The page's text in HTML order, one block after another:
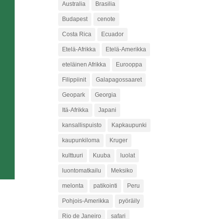
Australia Brasilia
Budapest cenote
Costa Rica Ecuador
Etelä-Afrikka Etelä-Amerikka
eteläinen Afrikka Eurooppa
Filippiinit Galapagossaaret
Geopark Georgia
Itä-Afrikka Japani
kansallispuisto Kapkaupunki
kaupunkiloma Kruger
kulttuuri Kuuba luolat
luontomatkailu Meksiko
melonta patikointi Peru
Pohjois-Amerikka pyöräily
Rio de Janeiro safari